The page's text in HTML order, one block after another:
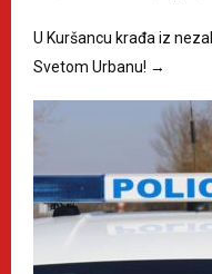
U Kuršancu krađa iz
Svetom Urbanu! →